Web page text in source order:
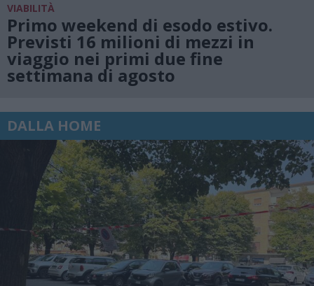
VIABILITÀ
Primo weekend di esodo estivo.
Previsti 16 milioni di mezzi in
viaggio nei primi due fine
settimana di agosto
DALLA HOME